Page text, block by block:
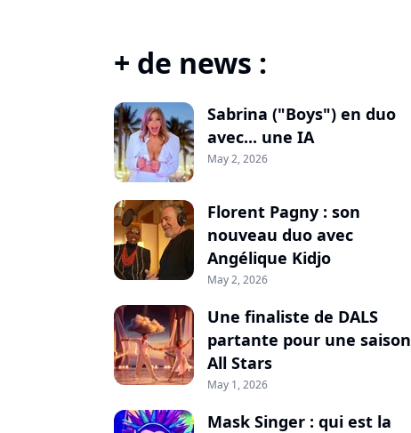
+ de news :
Sabrina ("Boys") en duo
avec... une IA
May 2, 2026
Florent Pagny : son
nouveau duo avec
Angélique Kidjo
May 2, 2026
Une finaliste de DALS
partante pour une saison
All Stars
May 1, 2026
Mask Singer : qui est la